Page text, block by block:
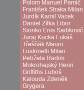
Polom Manuel Pamič
František Straka Milan
Jurdík Kamil Vacek
Daniel Zítka Libor
Sionko Enis Sadikovič
Juraj Kucka Lukáš
Třešňák Mauro
Lustrinelli Milan
Petržela Radim
Mokrohajský Henri
Griffiths Luboš
Kalouda Zdeněk
Grygera